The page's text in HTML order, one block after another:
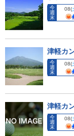
今
週
末
08(
津軽カ
今
週
末
08(
津軽カ
今
週
末
08(